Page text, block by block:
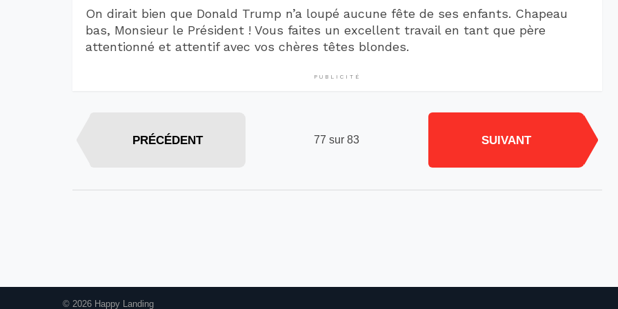
On dirait bien que Donald Trump n’a loupé aucune fête de ses enfants. Chapeau
bas, Monsieur le Président ! Vous faites un excellent travail en tant que père
attentionné et attentif avec vos chères têtes blondes.
PUBLICITÉ
77 sur 83
PRÉCÉDENT SUIVANT
© 2026 Happy Landing